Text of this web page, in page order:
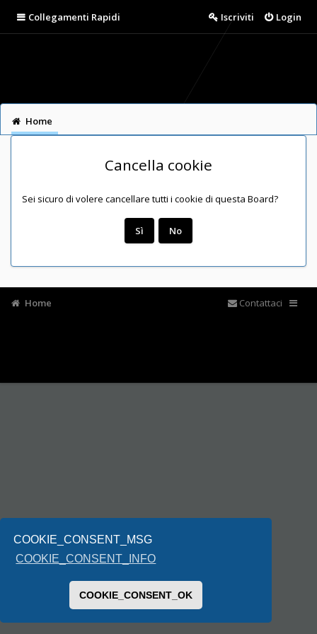
COOKIE_CONSENT_MSG
COOKIE_CONSENT_INFO
COOKIE_CONSENT_OK
Collegamenti Rapidi Login
Iscriviti
Home
Cancella cookie
Sei sicuro di volere cancellare tutti i cookie di questa Board?
Home Contattaci